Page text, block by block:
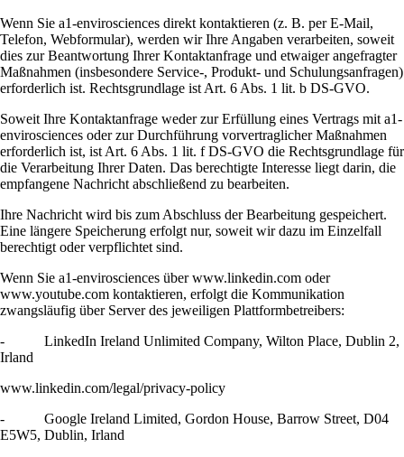
Wenn Sie a1-envirosciences direkt kontaktieren (z. B. per E-Mail,
Telefon, Webformular), werden wir Ihre Angaben verarbeiten, soweit
dies zur Beantwortung Ihrer Kontaktanfrage und etwaiger angefragter
Maßnahmen (insbesondere Service-, Produkt- und Schulungsanfragen)
erforderlich ist. Rechtsgrundlage ist Art. 6 Abs. 1 lit. b DS-GVO.
Soweit Ihre Kontaktanfrage weder zur Erfüllung eines Vertrags mit a1-
envirosciences oder zur Durchführung vorvertraglicher Maßnahmen
erforderlich ist, ist Art. 6 Abs. 1 lit. f DS-GVO die Rechtsgrundlage für
die Verarbeitung Ihrer Daten. Das berechtigte Interesse liegt darin, die
empfangene Nachricht abschließend zu bearbeiten.
Ihre Nachricht wird bis zum Abschluss der Bearbeitung gespeichert.
Eine längere Speicherung erfolgt nur, soweit wir dazu im Einzelfall
berechtigt oder verpflichtet sind.
Wenn Sie a1-envirosciences über www.linkedin.com oder
www.youtube.com kontaktieren, erfolgt die Kommunikation
zwangsläufig über Server des jeweiligen Plattformbetreibers:
- LinkedIn Ireland Unlimited Company, Wilton Place, Dublin 2,
Irland
www.linkedin.com/legal/privacy-policy
- Google Ireland Limited, Gordon House, Barrow Street, D04
E5W5, Dublin, Irland